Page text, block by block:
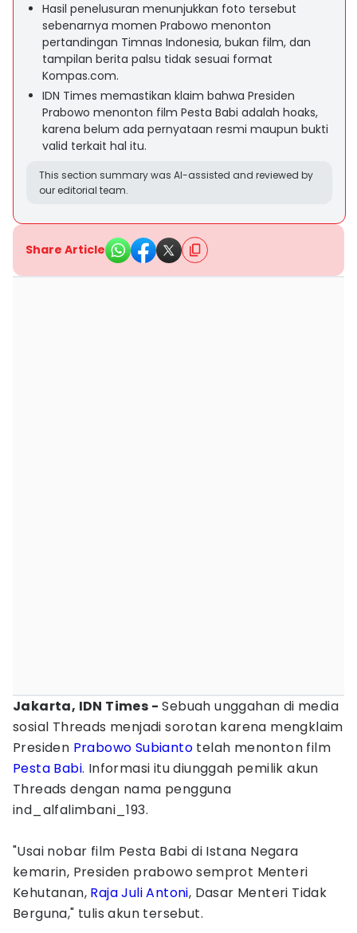
Hasil penelusuran menunjukkan foto tersebut
sebenarnya momen Prabowo menonton
pertandingan Timnas Indonesia, bukan film, dan
tampilan berita palsu tidak sesuai format
Kompas.com.
IDN Times memastikan klaim bahwa Presiden
Prabowo menonton film Pesta Babi adalah hoaks,
karena belum ada pernyataan resmi maupun bukti
valid terkait hal itu.
This section summary was AI-assisted and reviewed by
our editorial team.
Share Article
Jakarta, IDN Times - Sebuah unggahan di media
sosial Threads menjadi sorotan karena mengklaim
Presiden Prabowo Subianto telah menonton film
Pesta Babi. Informasi itu diunggah pemilik akun
Threads dengan nama pengguna
ind_alfalimbani_193.
"Usai nobar film Pesta Babi di Istana Negara
kemarin, Presiden prabowo semprot Menteri
Kehutanan, Raja Juli Antoni, Dasar Menteri Tidak
Berguna," tulis akun tersebut.